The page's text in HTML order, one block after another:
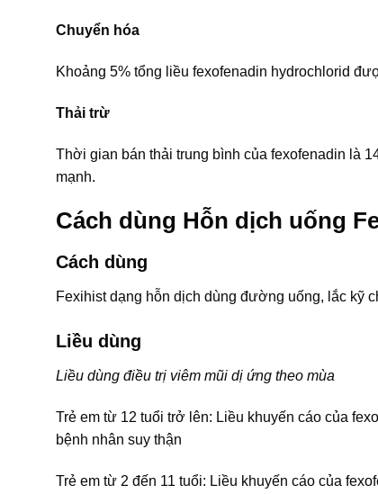
Chuyển hóa
Khoảng 5% tổng liều fexofenadin hydrochlorid
Thải trừ
Thời gian bán thải trung bình của fexofenadin là
mạnh.
Cách dùng Hỗn dịch uống
Cách dùng
Fexihist dạng hỗn dịch dùng đường uống, lắc kỹ
Liều dùng
Liều dùng điều trị viêm mũi dị ứng theo mùa
Trẻ em từ 12 tuổi trở lên: Liều khuyến cáo của
bệnh nhân suy thận
Trẻ em từ 2 đến 11 tuổi: Liều khuyến cáo của